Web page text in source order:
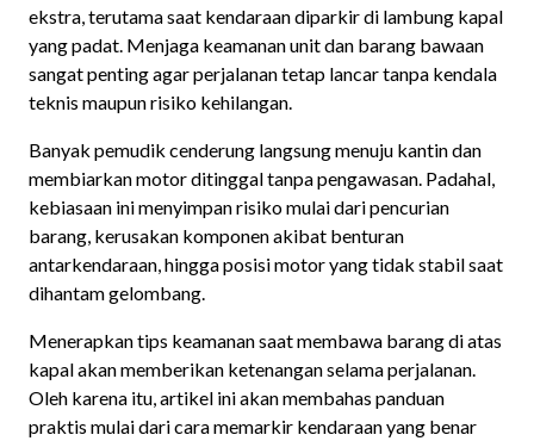
ekstra, terutama saat kendaraan diparkir di lambung kapal
yang padat. Menjaga keamanan unit dan barang bawaan
sangat penting agar perjalanan tetap lancar tanpa kendala
teknis maupun risiko kehilangan.
Banyak pemudik cenderung langsung menuju kantin dan
membiarkan motor ditinggal tanpa pengawasan. Padahal,
kebiasaan ini menyimpan risiko mulai dari pencurian
barang, kerusakan komponen akibat benturan
antarkendaraan, hingga posisi motor yang tidak stabil saat
dihantam gelombang.
Menerapkan tips keamanan saat membawa barang di atas
kapal akan memberikan ketenangan selama perjalanan.
Oleh karena itu, artikel ini akan membahas panduan
praktis mulai dari cara memarkir kendaraan yang benar